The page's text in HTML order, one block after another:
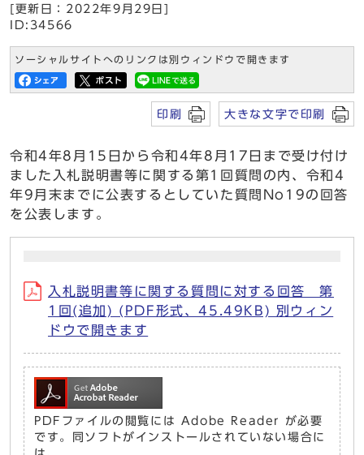
[更新日：2022年9月29日]
ID:34566
ソーシャルサイトへのリンクは別ウィンドウで開きます
印刷 大きな文字で印刷
令和4年8月15日から令和4年8月17日まで受け付け
ました入札説明書等に関する第1回質問の内、令和4
年9月末までに公表するとしていた質問No19の回答
を公表します。
入札説明書等に関する質問に対する回答 第
1回(追加) (PDF形式、45.49KB) 別ウィン
ドウで開きます
PDFファイルの閲覧には Adobe Reader が必要
です。同ソフトがインストールされていない場合に